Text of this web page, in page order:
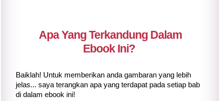
Apa Yang Terkandung Dalam
Ebook Ini?
Baiklah! Untuk memberikan anda gambaran yang lebih
jelas... saya terangkan apa yang terdapat pada setiap bab
di dalam ebook ini!